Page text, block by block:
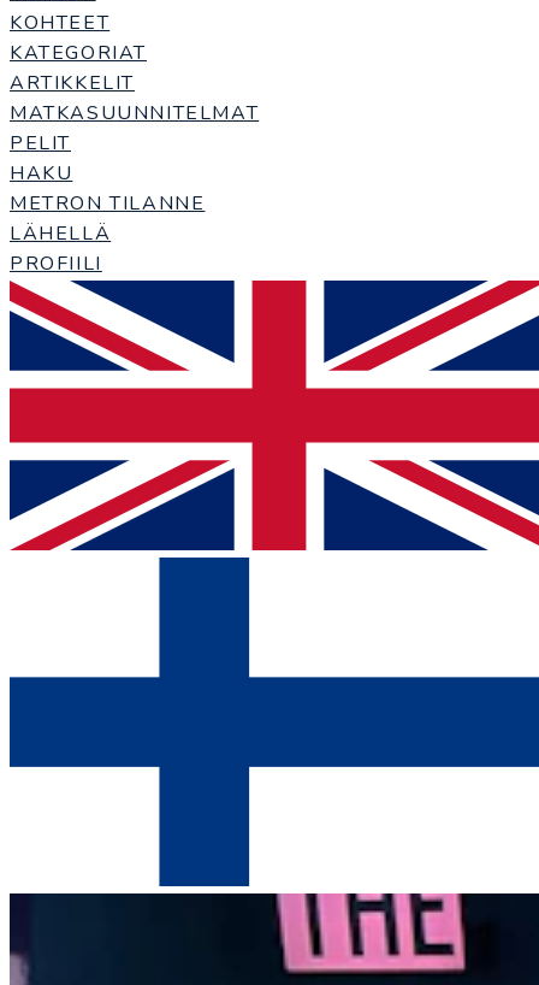
KOHTEET
KATEGORIAT
ARTIKKELIT
MATKASUUNNITELMAT
PELIT
HAKU
METRON TILANNE
LÄHELLÄ
PROFIILI